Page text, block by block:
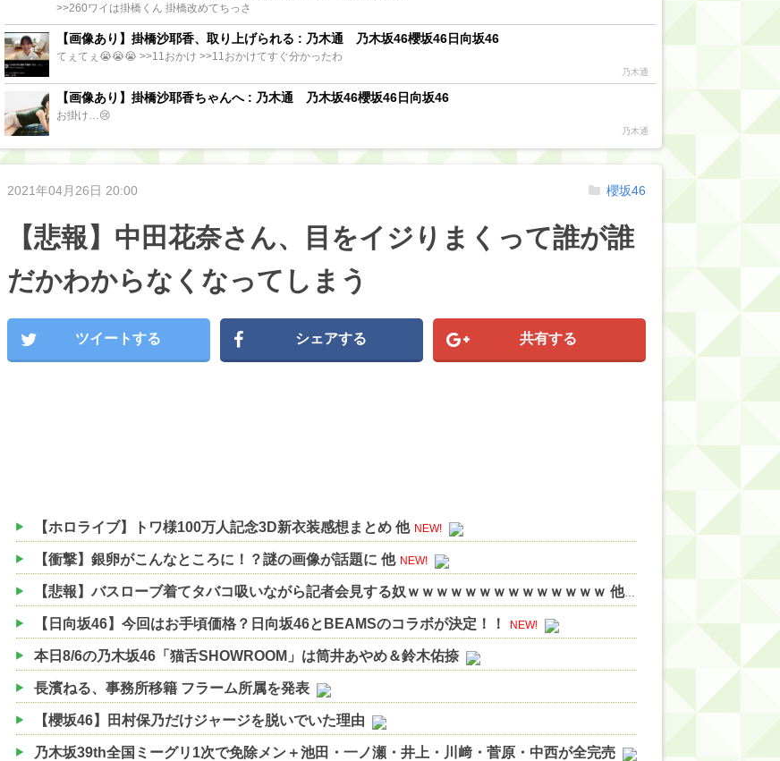
>>260ワイは掛橋くん 掛橋改めてちっさ
【画像あり】掛橋沙耶香、取り上げられる : 乃木通 乃木坂46櫻坂46日向坂46
てぇてぇ😭😭😭 >>11おかけ >>11おかけてすぐ分かったわ
乃木通
【画像あり】掛橋沙耶香ちゃんへ : 乃木通 乃木坂46櫻坂46日向坂46
お掛け…😢
乃木通
2021年04月26日 20:00
【悲報】中田花奈さん、目をイジりまくって誰が誰
だかわからなくなってしまう
櫻坂46
ツイートする シェアする 共有する
【ホロライブ】トワ様100万人記念3D新衣装感想まとめ 他 NEW!
【衝撃】銀卵がこんなところに！？謎の画像が話題に 他 NEW!
【悲報】バスローブ着てタバコ吸いながら記者会見する奴ｗｗｗｗｗｗｗｗｗｗｗｗｗｗ 他NEW!
【日向坂46】今回はお手頃価格？日向坂46とBEAMSのコラボが決定！！ NEW!
本日8/6の乃木坂46「猫舌SHOWROOM」は筒井あやめ＆鈴木佑捺
長濱ねる、事務所移籍 フラーム所属を発表
【櫻坂46】田村保乃だけジャージを脱いでいた理由
乃木坂39th全国ミーグリ1次で免除メン＋池田・一ノ瀬・井上・川﨑・菅原・中西が全完売